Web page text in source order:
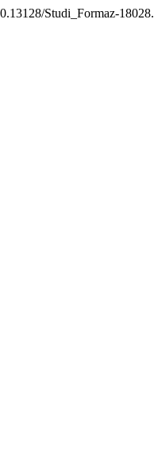
Studi_Formaz-18028.